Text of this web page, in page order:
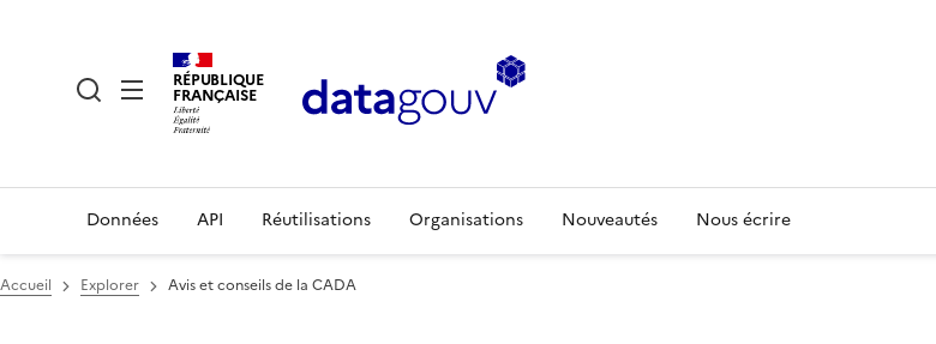
RÉPUBLIQUE
FRANÇAISE
Données API Réutilisations Organisations Nouveautés Nous écrire
Accueil Explorer Avis et conseils de la CADA